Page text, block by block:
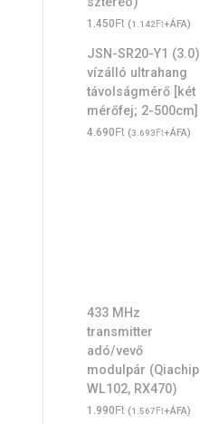
1.450Ft (1.142Ft+ÁFA)
JSN-SR20-Y1 (3.0)
vízálló ultrahang
távolságmérő [két
mérőfej; 2-500cm]
4.690Ft (3.693Ft+ÁFA)
433 MHz
transmitter
adó/vevő
modulpár (Qiachip
WL102, RX470)
1.990Ft (1.567Ft+ÁFA)